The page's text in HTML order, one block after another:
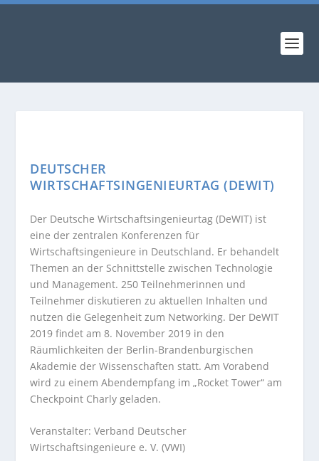
DEUTSCHER
WIRTSCHAFTSINGENIEURTAG (DEWIT)
Der Deutsche Wirtschaftsingenieurtag (DeWIT) ist
eine der zentralen Konferenzen für
Wirtschaftsingenieure in Deutschland. Er behandelt
Themen an der Schnittstelle zwischen Technologie
und Management. 250 Teilnehmerinnen und
Teilnehmer diskutieren zu aktuellen Inhalten und
nutzen die Gelegenheit zum Networking. Der DeWIT
2019 findet am 8. November 2019 in den
Räumlichkeiten der Berlin-Brandenburgischen
Akademie der Wissenschaften statt. Am Vorabend
wird zu einem Abendempfang im „Rocket Tower“ am
Checkpoint Charly geladen.
Veranstalter: Verband Deutscher
Wirtschaftsingenieure e. V. (VWI)